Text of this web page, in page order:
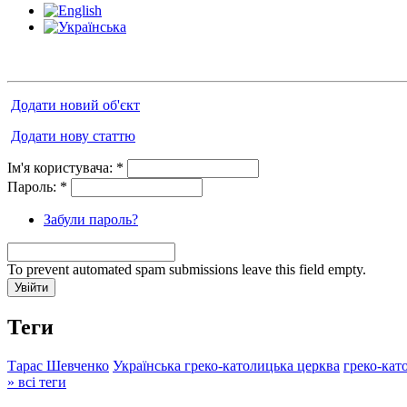
Додати новий об'єкт
Додати нову статтю
Ім'я користувача: *
Пароль: *
Забули пароль?
To prevent automated spam submissions leave this field empty.
Теги
Тарас Шевченко Українська греко-католицька церква греко-
» всі теги